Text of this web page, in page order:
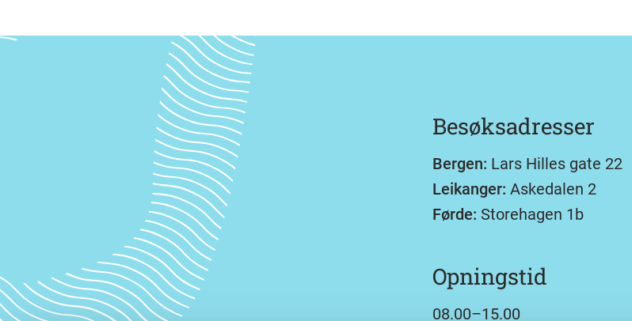
Besøksadresser
Bergen: Lars Hilles gate 22
Leikanger: Askedalen 2
Førde: Storehagen 1b
Opningstid
08.00–15.00